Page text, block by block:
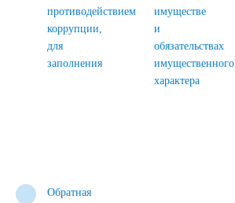
противодействием
коррупции,
для
заполнения
имуществе
и
обязательствах
имущественного
характера
Обратная